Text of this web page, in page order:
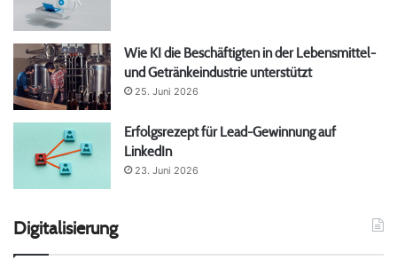
Wie KI die Beschäftigten in der Lebensmittel-
und Getränkeindustrie unterstützt
25. Juni 2026
Erfolgsrezept für Lead-Gewinnung auf
LinkedIn
23. Juni 2026
Digitalisierung